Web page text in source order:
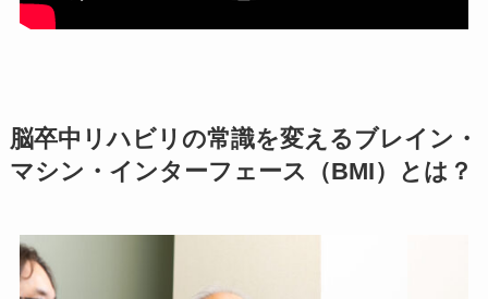
脳卒中リハビリの常識を変えるブレイン・
マシン・インターフェース（BMI）とは？